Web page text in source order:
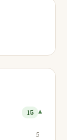
15
5